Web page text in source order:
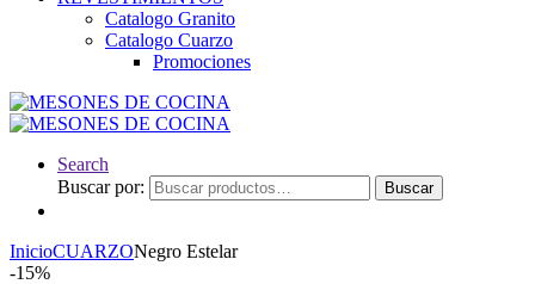
Catalogo Granito
Catalogo Cuarzo
Promociones
Search
Buscar por:
Buscar
InicioCUARZONegro Estelar
-15%